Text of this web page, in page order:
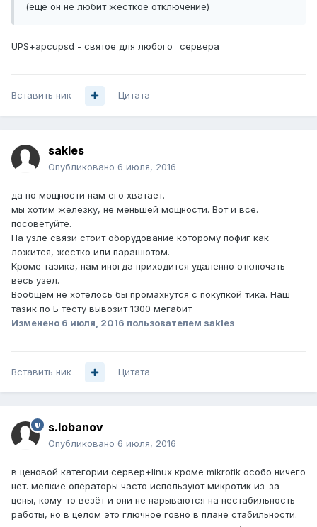
(еще он не любит жесткое отключение)
UPS+apcupsd - святое для любого _сервера_
Вставить ник Цитата
sakles
Опубликовано 6 июля, 2016
да по мощности нам его хватает.
мы хотим железку, не меньшей мощности. Вот и все.
посоветуйте.
На узле связи стоит оборудование которому пофиг как
ложится, жестко или парашютом.
Кроме тазика, нам иногда приходится удаленно отключать
весь узел.
Вообщем не хотелось бы промахнутся с покупкой тика. Наш
тазик по Б тесту вывозит 1300 мегабит
Изменено 6 июля, 2016 пользователем sakles
Вставить ник Цитата
s.lobanov
Опубликовано 6 июля, 2016
в ценовой категории сервер+linux кроме mikrotik особо ничего
нет. мелкие операторы часто используют микротик из-за
цены, кому-то везёт и они не нарываются на нестабильность
работы, но в целом это глючное говно в плане стабильности.